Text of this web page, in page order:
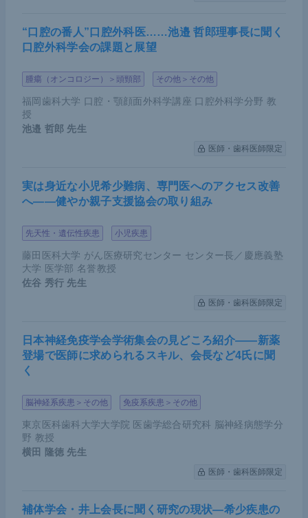
テルで正常な肺動脈圧でも、労作時の息切れを訴え
る症例において、運動負荷のCPXを含めた右心カテ
ゴメータを乗せ、CPXの装置を付けつつ頸部からス
ワンガンツカテーテルを入れた状態で、肺動脈圧や
右心房圧、肺機能などをモニタリングしている。
昇率を計測し（mPAP-CO slope）、その傾斜からP
O slopeの傾斜は3.4であった。世界的に参考にされ
ている論文の報告では、mPAP-CO slopeの傾斜が3
を超えた場合にリスクがあるとされているため、当
運動負荷検査の有用性
運動負荷検査の有用性について報告されている
を紹介する。BMPR2に変異があるものの、PAHを
発症していない55人に右心カテーテル検査を実施し
た研究である。うち52人は、mPAPが20 mmHg以下
の正常例であった。運動負荷を行った52人のうち、
12例に運動誘発性PHがみられ、6年間のフォローア
“口腔の番人”口腔外科医……池邉 哲郎理事長に聞く
口腔外科学会の課題と展望
腫瘍（オンコロジー）＞頭頸部 その他＞その他
福岡歯科大学 口腔・顎顔面外科学講座 口腔外科学分野 教
授
池邉 哲郎 先生
医師・歯科医師限定
実は身近な小児希少難病、専門医へのアクセス改善
へ――健やか親子支援協会の取り組み
先天性・遺伝性疾患 小児疾患
藤田医科大学 がん医療研究センター センター長／慶應義塾
大学 医学部 名誉教授
佐谷 秀行 先生
医師・歯科医師限定
日本神経免疫学会学術集会の見どころ紹介――新薬
登場で医師に求められるスキル、会長など4氏に聞
く
脳神経系疾患＞その他 免疫系疾患＞その他
東京医科歯科大学大学院 医歯学総合研究科 脳神経病態学分
野 教授
横田 隆徳 先生
医師・歯科医師限定
補体学会・井上会長に聞く研究の現状―希少疾患の